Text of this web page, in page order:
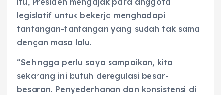
itu, Presiden mengajak para anggota
legislatif untuk bekerja menghadapi
tantangan-tantangan yang sudah tak sama
dengan masa lalu.
“Sehingga perlu saya sampaikan, kita
sekarang ini butuh deregulasi besar-
besaran. Penyederhanan dan konsistensi di